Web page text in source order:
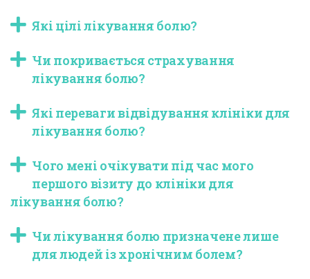
Які цілі лікування болю?
Чи покривається страхування
лікування болю?
Які переваги відвідування клініки для
лікування болю?
Чого мені очікувати під час мого
першого візиту до клініки для
лікування болю?
Чи лікування болю призначене лише
для людей із хронічним болем?